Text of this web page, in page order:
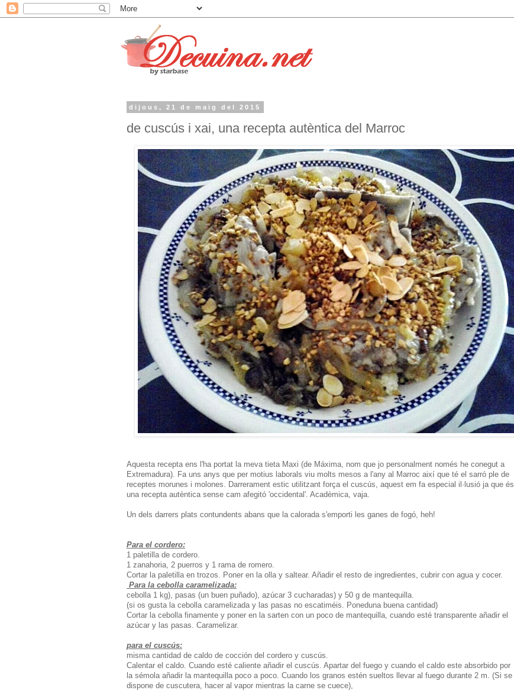
dijous, 21 de maig del 2015
de cuscús i xai, una recepta autèntica del Marroc
Aquesta recepta ens l'ha portat la meva tieta Maxi (de Máxima, nom que jo personalment només he conegut a
Extremadura). Fa uns anys que per motius laborals viu molts mesos a l'any al Marroc així que té el sarró ple de
receptes morunes i molones. Darrerament estic utilitzant força el cuscús, aquest em fa especial il·lusió ja que és
una recepta autèntica sense cam afegitó 'occidental'. Acadèmica, vaja.
Un dels darrers plats contundents abans que la calorada s'emporti les ganes de fogó, heh!
Para el cordero:
1 paletilla de cordero.
1 zanahoria, 2 puerros y 1 rama de romero.
Cortar la paletilla en trozos. Poner en la olla y saltear. Añadir el resto de ingredientes, cubrir con agua y cocer.
Para la cebolla caramelizada:
cebolla 1 kg), pasas (un buen puñado), azúcar 3 cucharadas) y 50 g de mantequilla.
(si os gusta la cebolla caramelizada y las pasas no escatiméis. Poneduna buena cantidad)
Cortar la cebolla finamente y poner en la sarten con un poco de mantequilla, cuando esté transparente añadir el
azúcar y las pasas. Caramelizar.
para el cuscús:
misma cantidad de caldo de cocción del cordero y cuscús.
Calentar el caldo. Cuando esté caliente añadir el cuscús. Apartar del fuego y cuando el caldo este absorbido por
la sémola añadir la mantequilla poco a poco. Cuando los granos estén sueltos llevar al fuego durante 2 m. (Si se
dispone de cuscutera, hacer al vapor mientras la carne se cuece),